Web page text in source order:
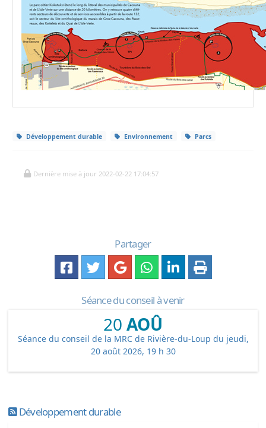
Développement durable Environnement Parcs
Dernière mise à jour 2022-02-22 17:04:57
Partager
Séance du conseil à venir
20 AOÛ
Séance du conseil de la MRC de Rivière-du-Loup du jeudi,
20 août 2026, 19 h 30
Développement durable